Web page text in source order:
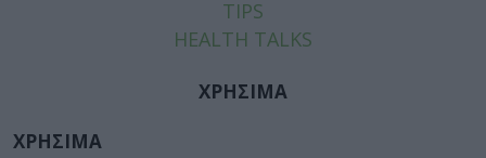
TIPS
HEALTH TALKS
ΧΡΗΣΙΜΑ
ΧΡΗΣΙΜΑ